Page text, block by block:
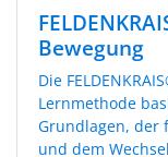
Bewegung
Die
Lernmethode
Grundlagen, der
und dem